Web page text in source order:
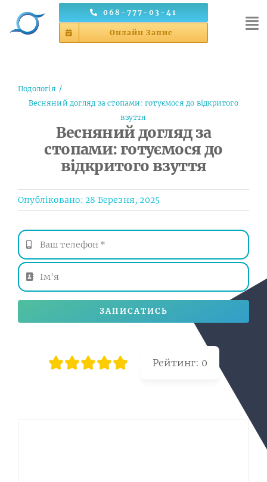
068-777-03-41
Онлайн Запис
Подологія
Весняний догляд за стопами: готуємося до відкритого
взуття
Весняний догляд за
стопами: готуємося до
відкритого взуття
Опубліковано: 28 Березня, 2025
ЗАПИСАТИСЬ
Рейтинг: 0